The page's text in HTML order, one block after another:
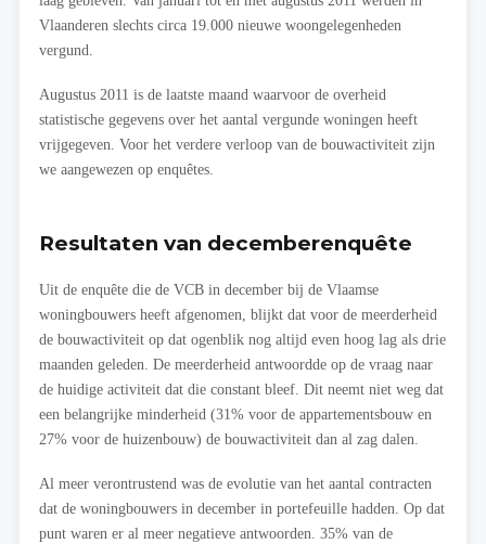
Vlaanderen slechts circa 19.000 nieuwe woongelegenheden
vergund.
Augustus 2011 is de laatste maand waarvoor de overheid
statistische gegevens over het aantal vergunde woningen heeft
vrijgegeven. Voor het verdere verloop van de bouwactiviteit zijn
we aangewezen op enquêtes.
Resultaten van decemberenquête
Uit de enquête die de VCB in december bij de Vlaamse
woningbouwers heeft afgenomen, blijkt dat voor de meerderheid
de bouwactiviteit op dat ogenblik nog altijd even hoog lag als drie
maanden geleden. De meerderheid antwoordde op de vraag naar
de huidige activiteit dat die constant bleef. Dit neemt niet weg dat
een belangrijke minderheid (31% voor de appartementsbouw en
27% voor de huizenbouw) de bouwactiviteit dan al zag dalen.
Al meer verontrustend was de evolutie van het aantal contracten
dat de woningbouwers in december in portefeuille hadden. Op dat
punt waren er al meer negatieve antwoorden. 35% van de